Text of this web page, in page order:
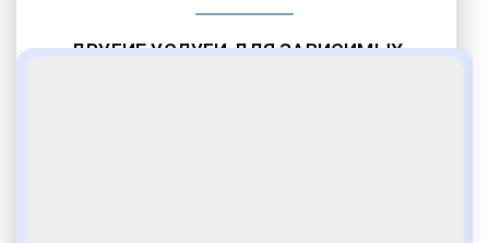
ДРУГИЕ УСЛУГИ ДЛЯ ЗАВИСИМЫХ